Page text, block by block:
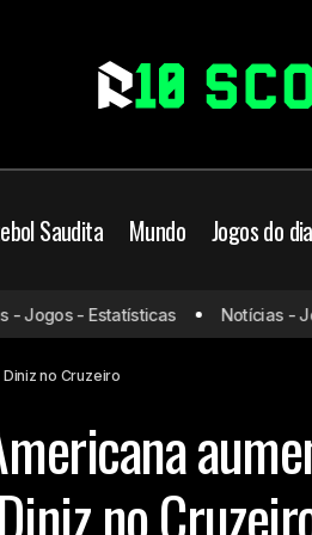
Saudita Mundo Jogos do dia
Derrota na Sul-Americana
- Estatísticas Notícias -
no Cruzeiro
no